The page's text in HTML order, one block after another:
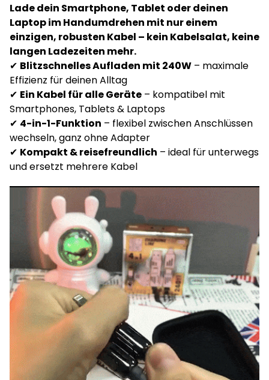
Lade dein Smartphone, Tablet oder deinen
Laptop im Handumdrehen mit nur einem
einzigen, robusten Kabel – kein Kabelsalat, keine
langen Ladezeiten mehr.
✔ Blitzschnelles Aufladen mit 240W – maximale
Effizienz für deinen Alltag
✔ Ein Kabel für alle Geräte – kompatibel mit
Smartphones, Tablets & Laptops
✔ 4-in-1-Funktion – flexibel zwischen Anschlüssen
wechseln, ganz ohne Adapter
✔ Kompakt & reisefreundlich – ideal für unterwegs
und ersetzt mehrere Kabel